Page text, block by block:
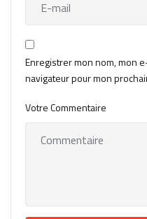
Enregistrer mon nom, mon
navigateur pour mon
Votre Commentaire